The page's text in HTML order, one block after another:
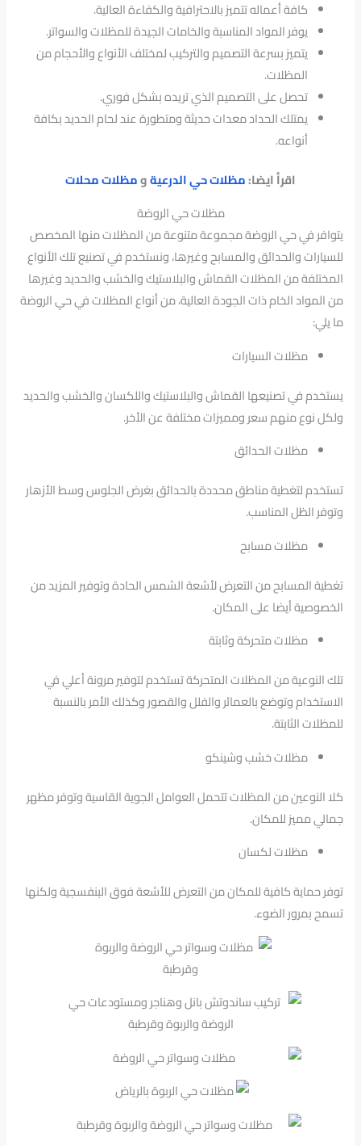
كافة أعماله تتميز بالاحترافية والكفاءة العالية.
يوفر المواد المناسبة والخامات الجيدة للمظلات والسواتر.
يتميز بسرعة التصميم والتركيب لمختلف الأنواع والأحجام من
المظلات.
تحصل على التصميم الذي تريده بشكل فوري.
يمتلك الحداد معدات حديثة ومتطورة عند لحام الحديد بكافة
أنواعه.
اقرأ ايضا:مظلات حي الدرعيةومظلات محلات
مظلات حي الروضة
يتوافر في حي الروضة مجموعة متنوعة من المظلات منها المخصص
للسيارات والحدائق والمسابح وغيرها، ونستخدم في تصنيع تلك الأنواع
المختلفة من المظلات القماش والبلاستيك والخشب والحديد وغيرها
من المواد الخام ذات الجودة العالية، من أنواع المظلات في حي الروضة
ما يلي:
مظلات السيارات
يستخدم في تصنيعها القماش والبلاستيك واللكسان والخشب والحديد
ولكل نوع منهم سعر ومميزات مختلفة عن الأخر.
مظلات الحدائق
تستخدم لتغطية مناطق محددة بالحدائق بغرض الجلوس وسط الأزهار
وتوفر الظل المناسب.
مظلات مسابح
تغطية المسابح من التعرض لأشعة الشمس الحادة وتوفير المزيد من
الخصوصية أيضا على المكان.
مظلات متحركة وثابتة
تلك النوعية من المظلات المتحركة تستخدم لتوفير مرونة أعلي في
الاستخدام وتوضع بالعمائر والفلل والقصور وكذلك الأمر بالنسبة
للمظلات الثابتة.
مظلات خشب وشينكو
كلا النوعين من المظلات تتحمل العوامل الجوية القاسية وتوفر مظهر
جمالي مميز للمكان.
مظلات لكسان
توفر حماية كافية للمكان من التعرض للأشعة فوق البنفسجية ولكنها
تسمح بمرور الضوء.